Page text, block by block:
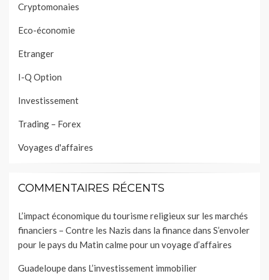
Cryptomonaies
Eco-économie
Etranger
I-Q Option
Investissement
Trading – Forex
Voyages d'affaires
COMMENTAIRES RÉCENTS
L’impact économique du tourisme religieux sur les marchés
financiers – Contre les Nazis dans la financedans S’envoler
pour le pays du Matin calme pour un voyage d’affaires
Guadeloupedans L’investissement immobilier